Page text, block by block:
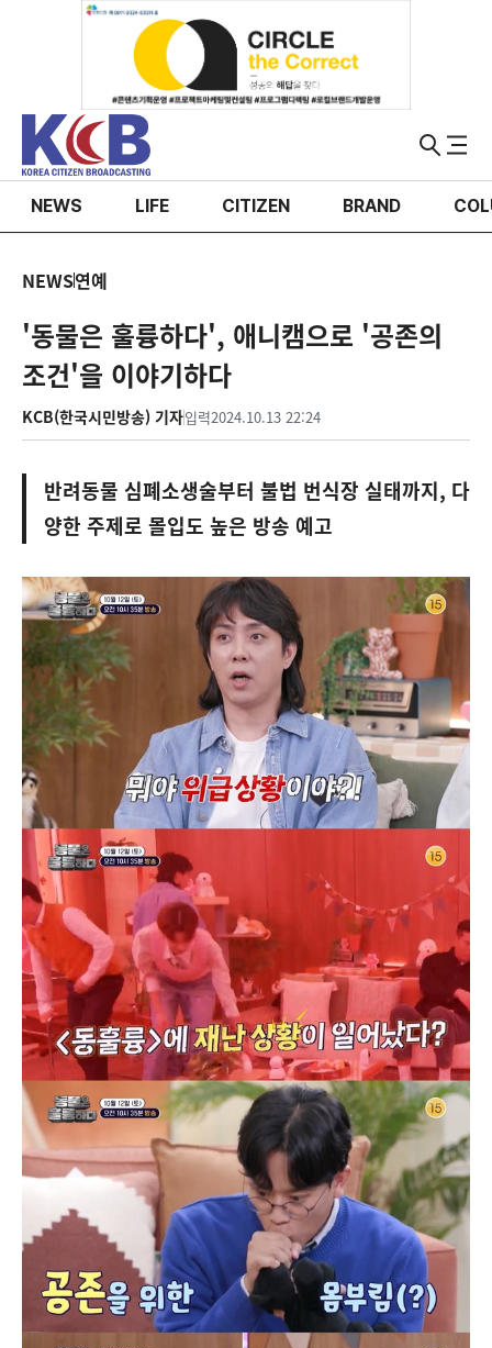
NEWS LIFE CITIZEN BRAND
NEWS연예
'동물은 훌륭하다', 애니캠으로 '공존의
조건'을 이야기하다
KCB(한국시민방송) 기자입력2024.10.13 22:24
반려동물 심폐소생술부터 불법 번식장 실태까지, 다
양한 주제로 몰입도 높은 방송 예고